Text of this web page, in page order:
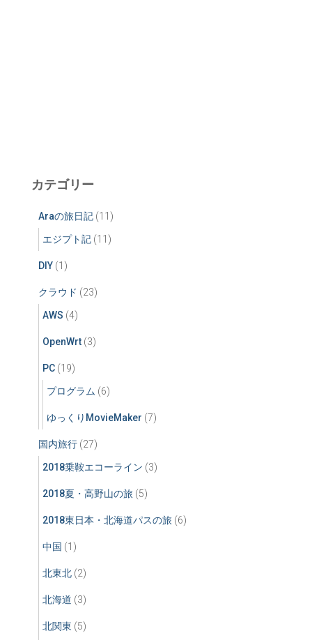
カテゴリー
Araの旅日記 (11)
エジプト記 (11)
DIY (1)
クラウド (23)
AWS (4)
OpenWrt (3)
PC (19)
プログラム (6)
ゆっくりMovieMaker (7)
国内旅行 (27)
2018乗鞍エコーライン (3)
2018夏・高野山の旅 (5)
2018東日本・北海道パスの旅 (6)
中国 (1)
北東北 (2)
北海道 (3)
北関東 (5)